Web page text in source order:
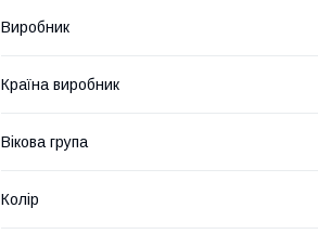
Виробник
Країна виробник
Вікова група
Колір